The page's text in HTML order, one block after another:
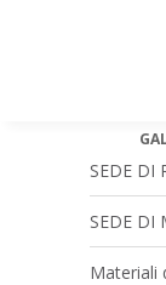
SEDE DI
SEDE DI
Materiali